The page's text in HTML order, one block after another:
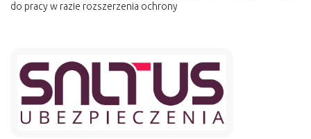
do pracy w razie rozszerzenia ochrony